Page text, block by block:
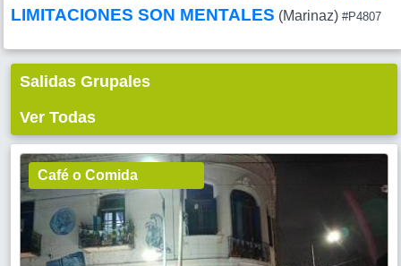
LIMITACIONES SON MENTALES (Marinaz) #P4807
Salidas Grupales
Ver Todas
Café o Comida